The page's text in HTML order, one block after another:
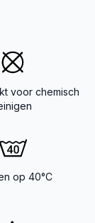
voor chemisch
op 40°C